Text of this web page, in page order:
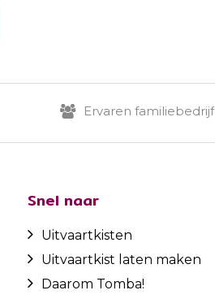
Ervaren familiebedrijf
Snel naar
Uitvaartkisten
Uitvaartkist laten maken
Daarom Tomba!